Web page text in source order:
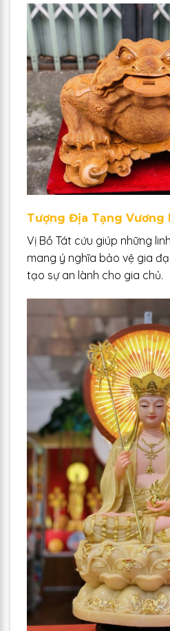
Tượng Địa Tạng Vương
Vị Bồ Tát cứu giúp những
mang ý nghĩa bảo vệ gia
tạo sự an lành cho gia chủ.